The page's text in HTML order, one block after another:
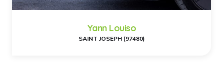
Yann Louiso
SAINT JOSEPH (97480)